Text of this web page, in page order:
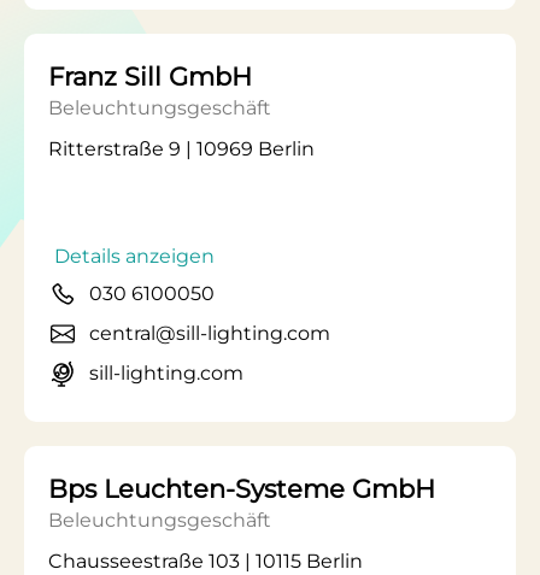
Franz Sill GmbH
Beleuchtungsgeschäft
Ritterstraße 9 | 10969 Berlin
Details anzeigen
030 6100050
central@sill-lighting.com
sill-lighting.com
Bps Leuchten-Systeme GmbH
Beleuchtungsgeschäft
Chausseestraße 103 | 10115 Berlin